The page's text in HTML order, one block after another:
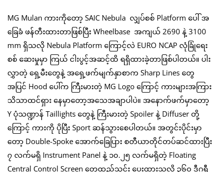
MG Mulan ကားကိုတော့ SAIC Nebula လျှပ်စစ် Platform ပေါ် အ
ခြေခံ ဖန်တီးထားတာဖြစ်ပြီး Wheelbase အကျယ် 2690 နဲ့ 3100
mm ရှိသလို Nebula Platform ကြောင့်လဲ EURO NCAP လုံခြုံရေး
စစ် ဆေးမှုမှာ ကြယ် ငါးပွင့်အဆင့်ထိ ရရှိထားခဲ့တာဖြစ်ပါတယ်။ ပါး
လွှာတဲ့ ရှေ့မီးတွေနဲ့ အရှေ့ဖက်မျက်နှာစာက Sharp Lines တွေ
အပြင် Hood ပေါ်က ကြီးမားတဲ့ MG Logo ကြောင့် ကားများအကြား
သိသာထင်ရှား နေမှာတော့အသေအချာပါပဲ။ အနောက်ဖက်မှာတော့
Y ပုံသဏ္ဍာန် Taillights တွေနဲ့ ကြီးမားတဲ့ Spoiler နဲ့ Diffuser တို့
ကြောင့် ကားကို ပိုပြီး Sport ဆန်သွားစေပါတယ်။ အတွင်းပိုင်းမှာ
တော့ Double-Spoke အောက်ခြေပြား စတီယာတိုင်တပ်ဆင်ထားပြီး
၇ လက်မရှိ Instrument Panel နဲ့ ၁၀.၂၅ လက်မရှိတဲ့ Floating
Central Control Screen တွေထည့်သွင်း ပေးထားသလို ၃၆၀ ဒီဂရီ